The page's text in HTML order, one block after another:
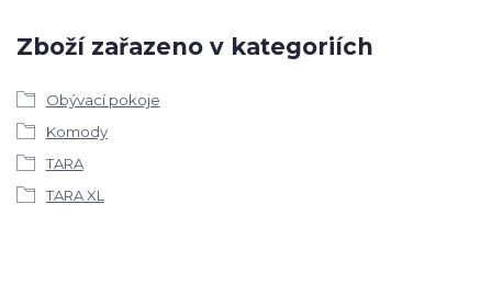
Zboží zařazeno v kategoriích
Obývací pokoje
Komody
TARA
TARA XL